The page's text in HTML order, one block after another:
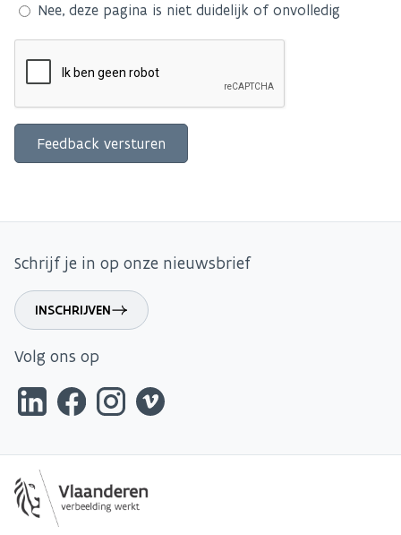
Nee, deze pagina is niet duidelijk of onvolledig
Schrijf je in op onze nieuwsbrief
INSCHRIJVEN
Volg ons op